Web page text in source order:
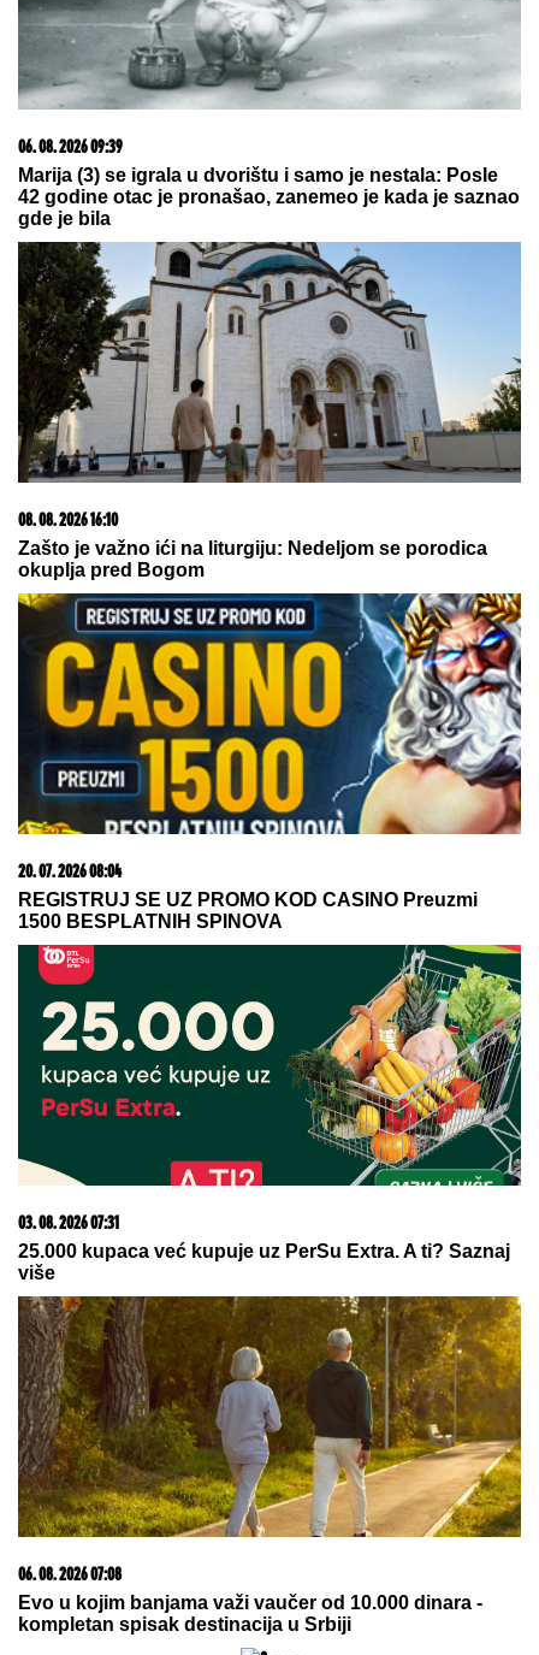
09. 08. 2026 05:06
Sirijac savladao srpski, ali nije očekivao ovakav test:
Tast ga 'uhvatio' u mašinu
08. 08. 2026 16:10
Dete sa autizmom polivali vodom i mazali mu lak na
usta: Potresno iskustvo žene iz vrtića za Mame
06. 08. 2026 09:39
Marija (3) se igrala u dvorištu i samo je nestala: Posle
42 godine otac je pronašao, zanemeo je kada je saznao
gde je bila
08. 08. 2026 16:10
Zašto je važno ići na liturgiju: Nedeljom se porodica
okuplja pred Bogom